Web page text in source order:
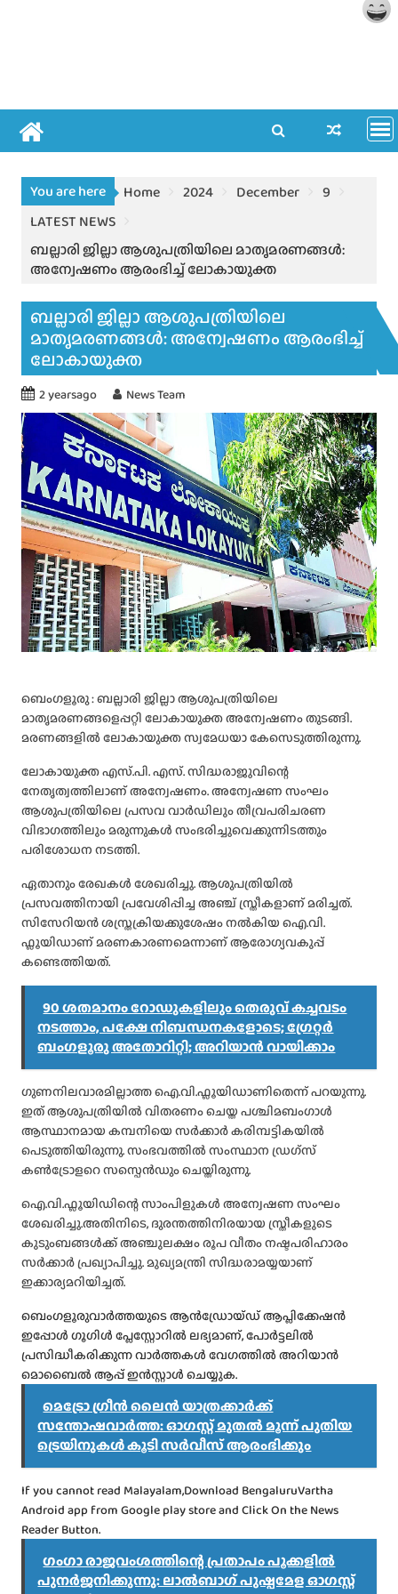
You are here Home 2024 December
9
LATEST NEWS
ബല്ലാരി ജില്ലാ ആശുപത്രിയിലെ മാതൃമരണങ്ങൾ:
അന്വേഷണം ആരംഭിച്ച് ലോകായുക്ത
ബല്ലാരി ജില്ലാ ആശുപത്രിയിലെ
മാതൃമരണങ്ങൾ: അന്വേഷണം ആരംഭിച്ച്
ലോകായുക്ത
2 yearsago News Team
ബെംഗളൂരു : ബല്ലാരി ജില്ലാ ആശുപത്രിയിലെ
മാതൃമരണങ്ങളെപ്പറ്റി ലോകായുക്ത അന്വേഷണം തുടങ്ങി.
മരണങ്ങളിൽ ലോകായുക്ത സ്വമേധയാ കേസെടുത്തിരുന്നു.
ലോകായുക്ത എസ്.പി. എസ്. സിദ്ധരാജുവിന്റെ
നേതൃത്വത്തിലാണ് അന്വേഷണം. അന്വേഷണ സംഘം
ആശുപത്രിയിലെ പ്രസവ വാർഡിലും തീവ്രപരിചരണ
വിഭാഗത്തിലും മരുന്നുകൾ സംഭരിച്ചുവെക്കുന്നിടത്തും
പരിശോധന നടത്തി.
ഏതാനും രേഖകൾ ശേഖരിച്ചു. ആശുപത്രിയിൽ
പ്രസവത്തിനായി പ്രവേശിപ്പിച്ച അഞ്ച് സ്ത്രീകളാണ് മരിച്ചത്.
സിസേറിയൻ ശസ്ത്രക്രിയക്കുശേഷം നൽകിയ ഐ.വി.
ഫ്ലൂയിഡാണ് മരണകാരണമെന്നാണ് ആരോഗ്യവകുപ്പ്
കണ്ടെത്തിയത്.
90 ശതമാനം റോഡുകളിലും തെരുവ് കച്ചവടം
നടത്താം, പക്ഷേ നിബന്ധനകളോടെ; ഗ്രേറ്റർ
ബംഗളൂരു അതോറിറ്റി; അറിയാൻ വായിക്കാം
ഗുണനിലവാരമില്ലാത്ത ഐ.വി.ഫ്ലൂയിഡാണിതെന്ന് പറയുന്നു.
ഇത് ആശുപത്രിയിൽ വിതരണം ചെയ്ത പശ്ചിമബംഗാൾ
ആസ്ഥാനമായ കമ്പനിയെ സർക്കാർ കരിമ്പട്ടികയിൽ
പെടുത്തിയിരുന്നു. സംഭവത്തിൽ സംസ്ഥാന ഡ്രഗ്‌സ്
കൺട്രോളറെ സസ്പെൻഡും ചെയ്തിരുന്നു.
ഐ.വി.ഫ്ലൂയിഡിന്റെ സാംപിളുകൾ അന്വേഷണ സംഘം
ശേഖരിച്ചു.അതിനിടെ, ദുരന്തത്തിനിരയായ സ്ത്രീകളുടെ
കുടുംബങ്ങൾക്ക് അഞ്ചുലക്ഷം രൂപ വീതം നഷ്ടപരിഹാരം
സർക്കാർ പ്രഖ്യാപിച്ചു. മുഖ്യമന്ത്രി സിദ്ധരാമയ്യയാണ്
ഇക്കാര്യമറിയിച്ചത്.
ബെംഗളൂരുവാർത്തയുടെ ആൻഡ്രോയ്ഡ് ആപ്ലിക്കേഷൻ
ഇപ്പോൾ ഗൂഗിൾ പ്ലേസ്റ്റോറിൽ ലഭ്യമാണ്, പോർട്ടലിൽ
പ്രസിദ്ധീകരിക്കുന്ന വാർത്തകൾ വേഗത്തിൽ അറിയാൻ
മൊബൈൽ ആപ്പ് ഇൻസ്റ്റാൾ ചെയ്യുക.
മെട്രോ ഗ്രീൻ ലൈൻ യാത്രക്കാർക്ക്
സന്തോഷവാർത്ത: ഓഗസ്റ്റ് മുതൽ മൂന്ന് പുതിയ
ട്രെയിനുകൾ കൂടി സർവീസ് ആരംഭിക്കും
If you cannot read Malayalam,Download BengaluruVartha
Android app from Google play store and Click On the News
Reader Button.
ഗംഗാ രാജവംശത്തിന്റെ പ്രതാപം പൂക്കളിൽ
പുനർജനിക്കുന്നു: ലാൽബാഗ് പുഷ്പമേള ഓഗസ്റ്റ്